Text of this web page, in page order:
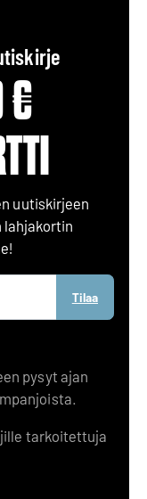
€
uutiskirjeen
lahjakortin
Tilaa
pysyt ajan
tarkoitettuja